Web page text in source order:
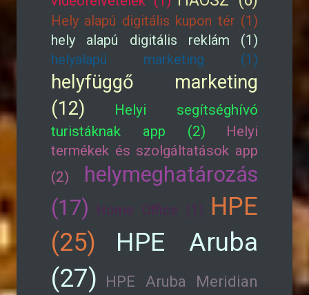
Hely alapú digitális kupon tér (1)
hely alapú digitális reklám (1)
helyalapú marketing (1)
helyfüggő marketing
(12)
Helyi segítséghívó
turistáknak app (2)
Helyi
termékek és szolgáltatások app
(2)
helymeghatározás
(17)
Home Office (1)
HPE
(25)
HPE Aruba
(27)
HPE Aruba Meridian